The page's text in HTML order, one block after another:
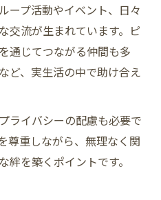
ープ活動やイベント、日々
交流が生まれています。ピ
通じてつながる仲間も多
ど、実生活の中で助け合え
ライバシーの配慮も必要で
尊重しながら、無理なく関
を築くポイントです。